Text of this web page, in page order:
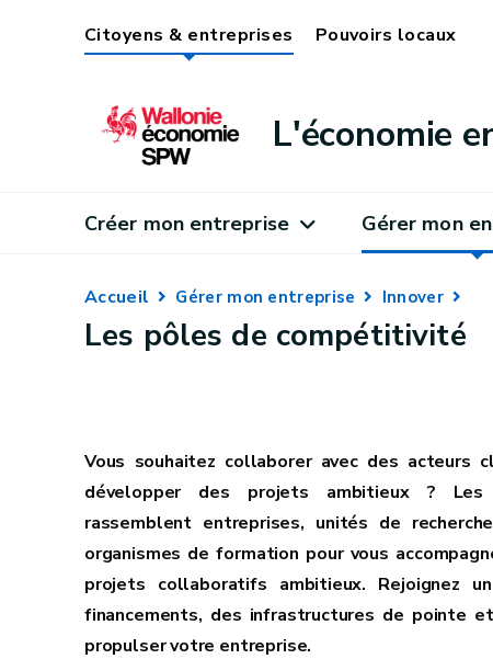
Citoyens & entreprises Pouvoirs locaux
L'économie
Créer mon entreprise Gérer mon
Accueil Gérer mon entreprise Innover
Les pôles de compétitivité
Vous souhaitez collaborer avec des acteurs
développer des projets ambitieux ?
rassemblent entreprises, unités de
organismes de formation pour vous
projets collaboratifs ambitieux. Rejoignez
financements, des infrastructures de pointe
propulser votre entreprise.